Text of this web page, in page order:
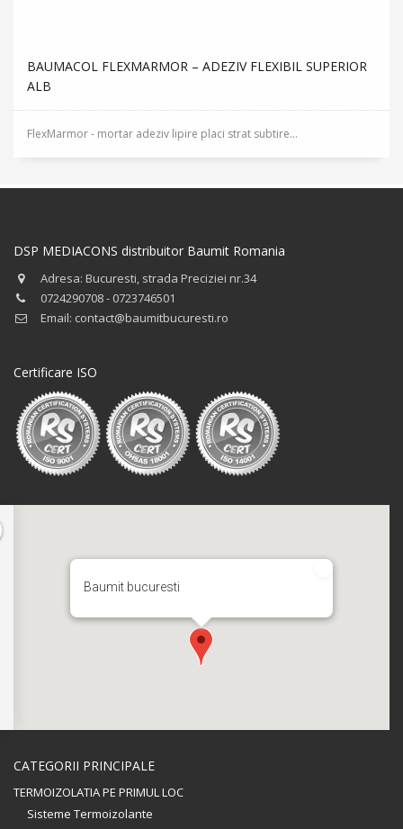
BAUMACOL FLEXMARMOR – ADEZIV FLEXIBIL SUPERIOR
ALB
FlexMarmor - mortar adeziv lipire placi strat subtire...
DSP MEDIACONS distribuitor Baumit Romania
Adresa: Bucuresti, strada Preciziei nr.34
0724290708 - 0723746501
Email: contact@baumitbucuresti.ro
Certificare ISO
Baumit bucuresti
CATEGORII PRINCIPALE
TERMOIZOLATIA PE PRIMUL LOC
Sisteme Termoizolante